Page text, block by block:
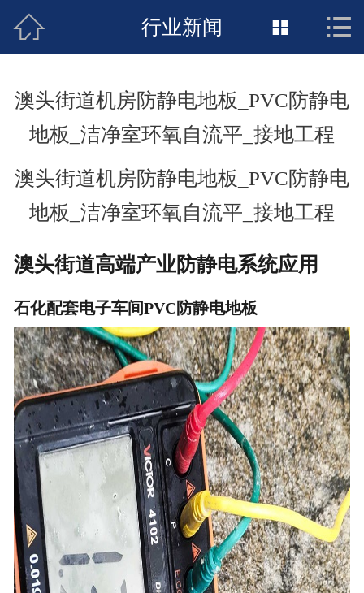
接地工程首页
新闻动态
联络惠发
 行业新闻  
澳头街道机房防静电地板_PVC防静电
地板_洁净室环氧自流平_接地工程
澳头街道机房防静电地板_PVC防静电
地板_洁净室环氧自流平_接地工程
澳头街道高端产业防静电系统应用
石化配套电子车间PVC防静电地板